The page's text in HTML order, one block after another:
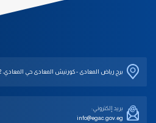
برج رياض المعادى - كورنيش المعادى حي المعادي، 11432
بريد إلكتروني:
info@egac.gov.eg